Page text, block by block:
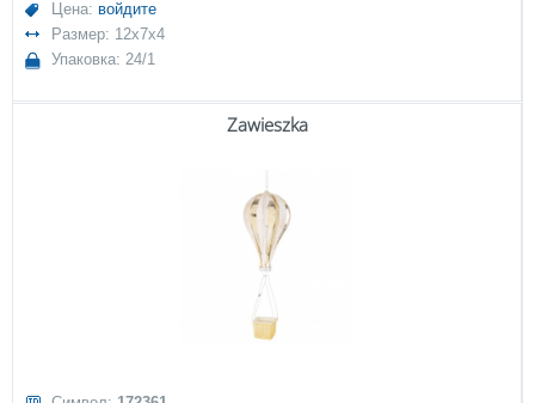
Цена: войдите
Размер: 12x7x4
Упаковка: 24/1
Zawieszka